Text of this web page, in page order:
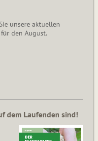
unsere aktuellen
den August.
dem Laufenden sind!